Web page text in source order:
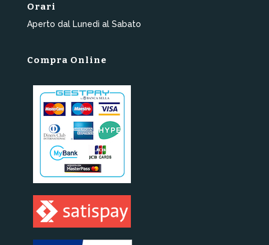
Orari
Aperto dal Lunedì al Sabato
Compra Online